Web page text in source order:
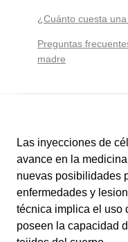
Las inyecciones de
avance en la
nuevas posibilidades
enfermedades y
técnica implica el uso
poseen la capacidad
¿Cuánto cuesta
Preguntas
madre